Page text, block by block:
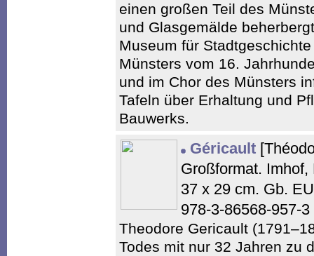
einen großen Teil des
und Glasgemälde
Museum für
Münsters vom 16.
und im Chor des Münsters
Tafeln über Erhaltung und
Bauwerks.
Géricault
Großformat.
37 x 29 cm. Gb.
978-3-86568-957-3
Theodore Gericault
Todes mit nur 32 Jahren zu